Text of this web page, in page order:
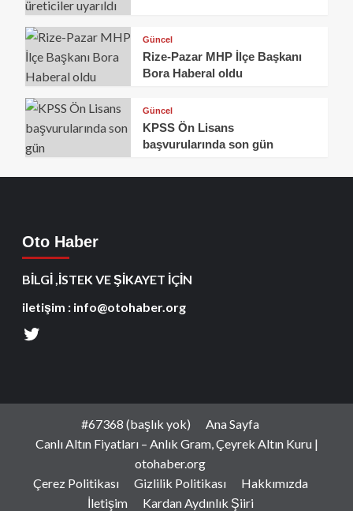
Güncel
Rize-Pazar MHP İlçe Başkanı
Bora Haberal oldu
Güncel
KPSS Ön Lisans
başvurularında son gün
Oto Haber
BİLGİ ,İSTEK VE ŞİKAYET İÇİN
iletişim : info@otohaber.org
#67368 (başlık yok)
Ana Sayfa
Canlı Altın Fiyatları – Anlık Gram, Çeyrek Altın Kuru |
otohaber.org
Çerez Politikası
Gizlilik Politikası
Hakkımızda
İletişim
Kardan Aydınlık Şiiri